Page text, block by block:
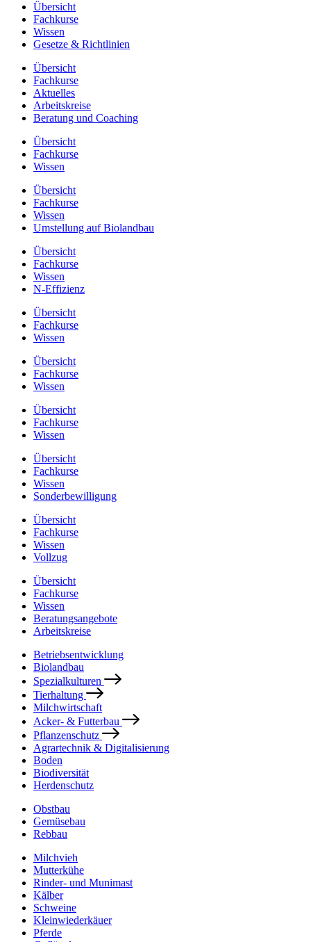
Übersicht
Fachkurse
Wissen
Gesetze & Richtlinien
Übersicht
Fachkurse
Aktuelles
Arbeitskreise
Beratung und Coaching
Übersicht
Fachkurse
Wissen
Übersicht
Fachkurse
Wissen
Umstellung auf Biolandbau
Übersicht
Fachkurse
Wissen
N-Effizienz
Übersicht
Fachkurse
Wissen
Übersicht
Fachkurse
Wissen
Übersicht
Fachkurse
Wissen
Übersicht
Fachkurse
Wissen
Sonderbewilligung
Übersicht
Fachkurse
Wissen
Vollzug
Übersicht
Fachkurse
Wissen
Beratungsangebote
Arbeitskreise
Betriebsentwicklung
Biolandbau
Spezialkulturen
Tierhaltung
Milchwirtschaft
Acker- & Futterbau
Pflanzenschutz
Agrartechnik & Digitalisierung
Boden
Biodiversität
Herdenschutz
Obstbau
Gemüsebau
Rebbau
Milchvieh
Mutterkühe
Rinder- und Munimast
Kälber
Schweine
Kleinwiederkäuer
Pferde